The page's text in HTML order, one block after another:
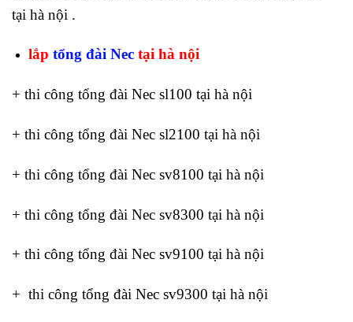
tại hà nội .
lắp tổng đài Nectại hà nội
+ thi công tổng đài Nec sl100 tại hà nội
+ thi công tổng đài Nec sl2100 tại hà nội
+ thi công tổng đài Nec sv8100 tại hà nội
+ thi công tổng đài Nec sv8300 tại hà nội
+ thi công tổng đài Nec sv9100 tại hà nội
+ thi công tổng đài Nec sv9300 tại hà nội